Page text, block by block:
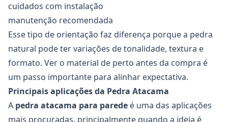
cuidados com instalação
manutenção recomendada
Esse tipo de orientação faz diferença porque a pedra
natural pode ter variações de tonalidade, textura e
formato. Ver o material de perto antes da compra é
um passo importante para alinhar expectativa.
Principais aplicações da Pedra Atacama
A pedra atacama para parede é uma das aplicações
mais procuradas, principalmente quando a ideia é